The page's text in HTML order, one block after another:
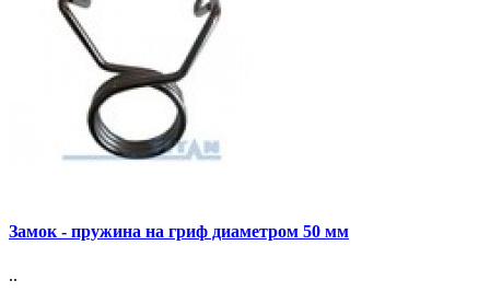
Замок - пружина на гриф диаметром 50 мм
..